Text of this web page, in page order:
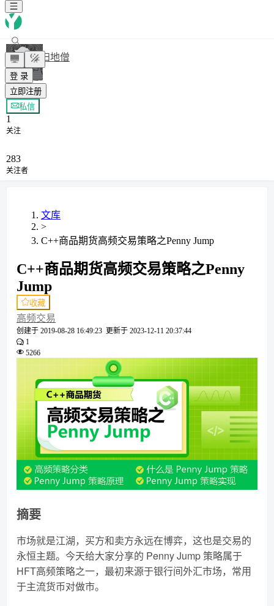
登 录
立即注册
扫地僧
+ 关注
私信
1
关注
283
关注者
文库
>
C++商品期货高频交易策略之Penny Jump
C++商品期货高频交易策略之Penny
Jump
收藏
高频交易
创建于 2019-08-28 16:49:23 更新于 2023-12-11 20:37:44
1
5266
摘要
市场就是江湖，买方和卖方永远在博弈，这也是交易的
永恒主题。今天给大家分享的 Penny Jump 策略属于
HFT高频策略之一，最初来源于银行间外汇市场，常用
于主流货币对做市。